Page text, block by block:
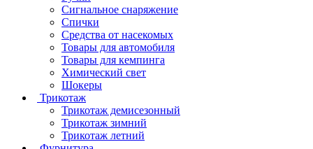
Сигнальное снаряжение
Спички
Средства от насекомых
Товары для автомобиля
Товары для кемпинга
Химический свет
Шокеры
Трикотаж
Трикотаж демисезонный
Трикотаж зимний
Трикотаж летний